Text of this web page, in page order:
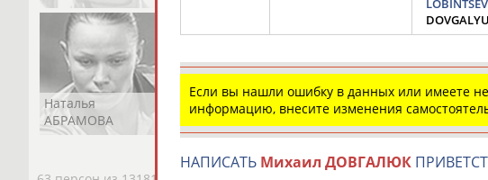
Наталья
АБРАМОВА
Нелли
АБРАМОВА
Светлана
Тамара
Если вы нашли ошибку в данных или имеете
информацию, внесите изменения
НАПИСАТЬ Михаил ДОВГАЛЮК